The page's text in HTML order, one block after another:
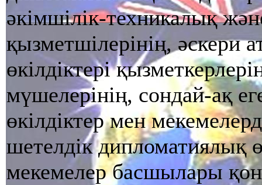
әкiмшiлiк-техникалық
қызметшiлерiнiң, әскери
өкiлдiктерi
мүшелерiнiң, сондай-ақ
өкiлдiктер мен
шетелдiк дипломатиялық
мекемелер басшылары